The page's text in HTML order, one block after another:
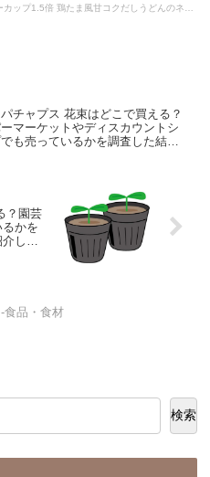
ップ1.5倍 鶏たま風甘コクだしうどんのネッ
チャプス 花束はどこで買える？
マーケットやディスカウントシ
でも売っているかを調査した結果
？園芸
かを
しま
食品・食材
検索